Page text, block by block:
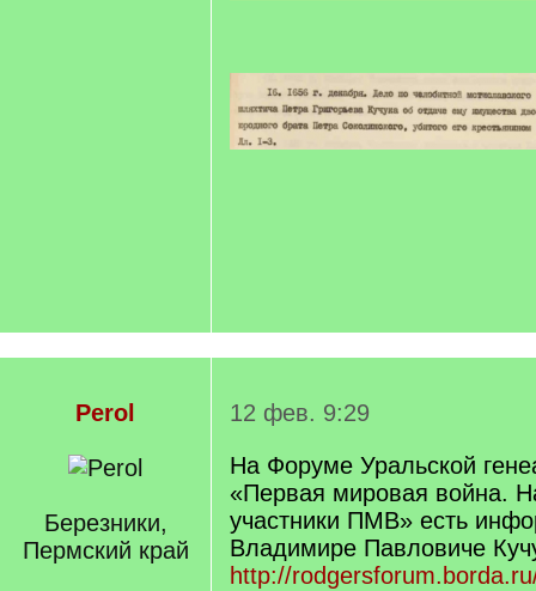
Perol
Березники,
Пермский край
12 фев. 9:29
На Форуме Уральской
«Первая мировая война.
участники ПМВ» есть
Владимире Павловиче
http://